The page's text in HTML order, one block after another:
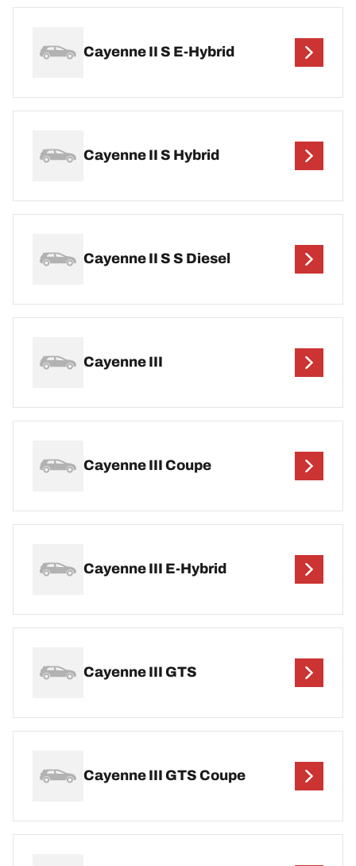
Cayenne II S E-Hybrid
Cayenne II S Hybrid
Cayenne II S S Diesel
Cayenne III
Cayenne III Coupe
Cayenne III E-Hybrid
Cayenne III GTS
Cayenne III GTS Coupe